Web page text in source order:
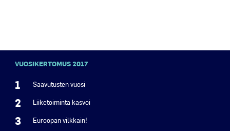
VUOSIKERTOMUS 2017
1 Saavutusten vuosi
2 Liiketoiminta kasvoi
3 Euroopan vilkkain!